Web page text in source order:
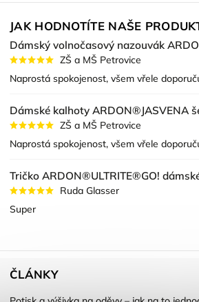
JAK HODNOTÍTE NAŠE
Dámský volnočasový nazouvák
ZŠ a MŠ Petrovice
Naprostá spokojenost, všem vřele
Dámské kalhoty ARDON®JASVENA
ZŠ a MŠ Petrovice
Naprostá spokojenost, všem vřele
Tričko ARDON®ULTRITE®GO!
Ruda Glasser
Super
ČLÁNKY